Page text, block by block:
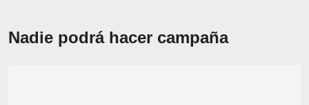
Nadie podrá hacer campaña